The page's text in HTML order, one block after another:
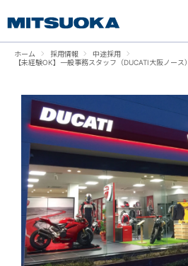
ホーム 採用情報
中途採用
【未経験OK】一般事務スタッフ（DUCATI大阪ノース）